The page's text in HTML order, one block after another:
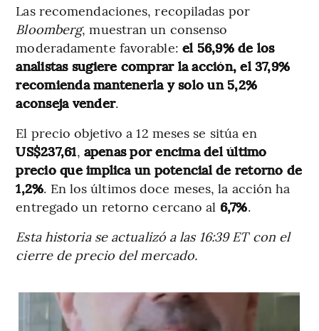
Las recomendaciones, recopiladas por
Bloomberg, muestran un consenso
moderadamente favorable: el 56,9% de los
analistas sugiere comprar la acción, el 37,9%
recomienda mantenerla y solo un 5,2%
aconseja vender.
El precio objetivo a 12 meses se sitúa en
US$237,61, apenas por encima del último
precio que implica un potencial de retorno de
1,2%. En los últimos doce meses, la acción ha
entregado un retorno cercano al 6,7%.
Esta historia se actualizó a las 16:39 ET con el
cierre de precio del mercado.